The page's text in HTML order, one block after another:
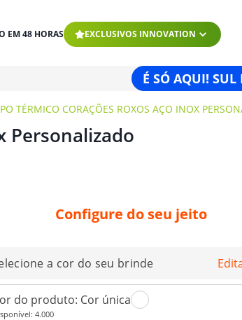
EM 48 HORAS EXCLUSIVOS INNOVATION
É SÓ AQUI! SUL
TÉRMICO CORAÇÕES ROXOS AÇO INOX
Personalizado
Configure do seu jeito
a cor do seu brinde
do produto: Cor única
4.000